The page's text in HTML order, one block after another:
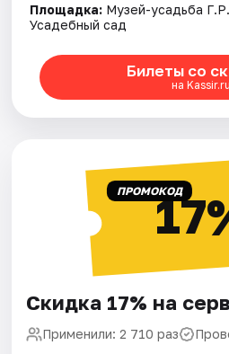
Площадка: Музей-усадьба
Усадебный сад
Билеты со
на Kassir.ru
ПРОМОКОД
Скидка 17% на
Применили: 2 710 раз